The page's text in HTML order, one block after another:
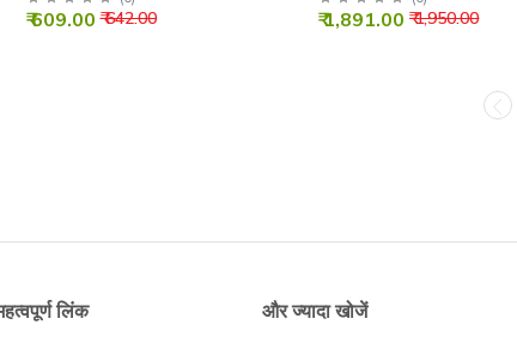
₹ 642.00
₹ 609.00 ₹ 1,950.00
₹ 1,891.00
लिंक और ज्यादा खोजें